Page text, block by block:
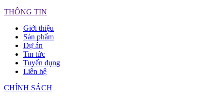
THÔNG TIN
Giới thiệu
Sản phẩm
Dự án
Tin tức
Tuyển dụng
Liên hệ
CHÍNH SÁCH